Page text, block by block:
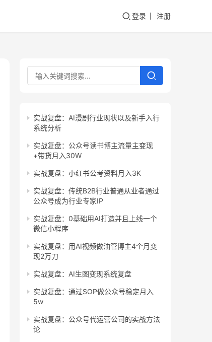
登录 注册
实战复盘：AI漫剧行业现状以及新手入行
系统分析
实战复盘：公众号读书博主流量主变现
+带货月入30W
实战复盘：小红书公考资料月入3K
实战复盘：传统B2B行业普通从业者通过
公众号成为行业专家IP
实战复盘：0基础用AI打造并且上线一个
微信小程序
实战复盘：用AI视频做油管博主4个月变
现2万刀
实战复盘：AI生图变现系统复盘
实战复盘：通过SOP做公众号稳定月入
5w
实战复盘：公众号代运营公司的实战方法
论